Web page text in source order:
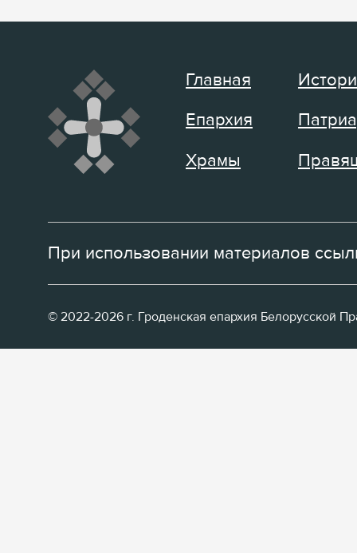
Главная
Епархия
Храмы
При использовании материалов
© 2022-2026 г. Гроденская епархия Белорусской